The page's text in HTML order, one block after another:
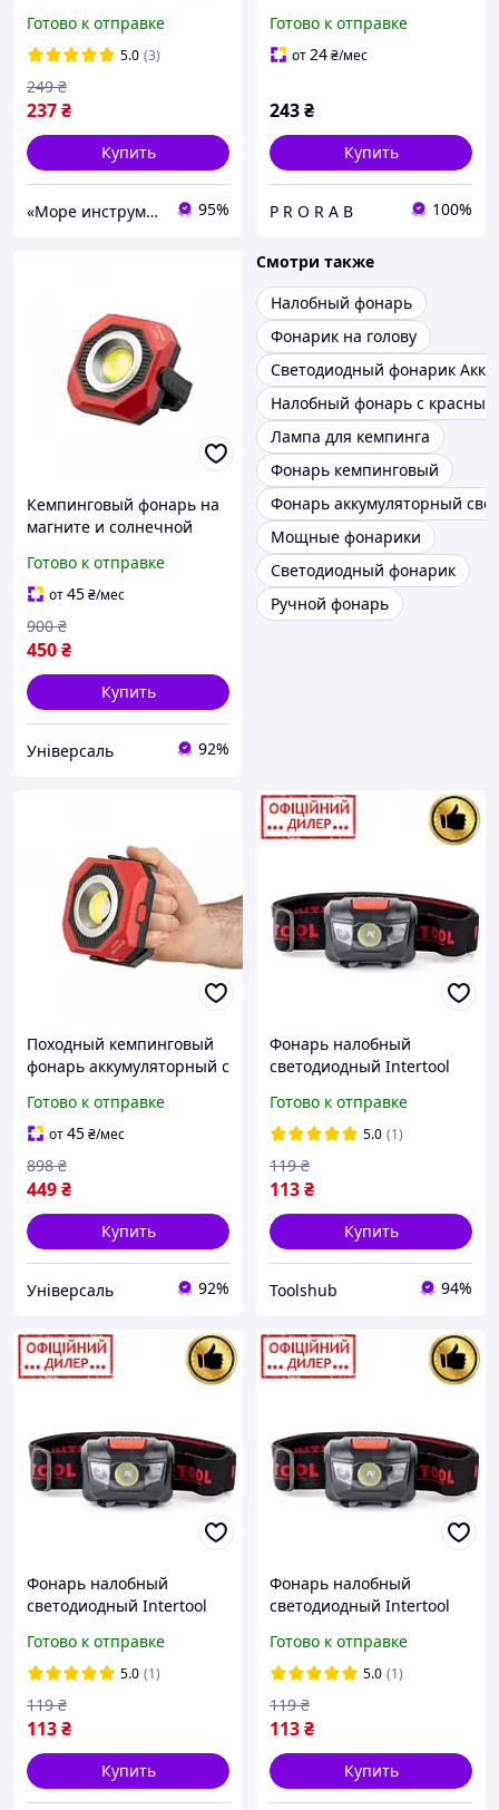
(100 Лм, 300 мАч, 3
режима) Мини фонарь
Готово к отправке
5.0 (3)
237₴
249 ₴
Купить
«Море инструментов» 95%
Готово к отправке
от24₴/мес
243₴
Купить
P R O R A B 100%
Кемпинговый фонарь на
магните и солнечной
подвесной фонарь в
палатку LB-0215
Готово к отправке
от45₴/мес
450₴
900 ₴
Купить
Універсаль 92%
Смотри также
Налобный фонарь
Фонарик на голову
Светодиодный фонарик
Налобный фонарь с красным
Лампа для кемпинга
Фонарь кемпинговый
Фонарь аккумуляторный
Мощные фонарики
Светодиодный фонарик
Ручной фонарь
Походный кемпинговый
фонарь аккумуляторный с
Солнечный фонарь для
кемпинга
Готово к отправке
от45₴/мес
449₴
898 ₴
Купить
Універсаль 92%
Фонарь налобный
светодиодный Intertool
пылевлагозащищенный
корпус, 4 режима работы,
1 Вт+2 LED,
Готово к отправке
5.0 (1)
113₴
119 ₴
Купить
Toolshub 94%
Фонарь налобный
светодиодный Intertool
пылевлагозащищенный
корпус, 4 режима работы,
1 Вт+2 LED,
Готово к отправке
5.0 (1)
113₴
119 ₴
Купить
Фонарь налобный
светодиодный Intertool
пылевлагозащищенный
корпус, 4 режима работы,
1 Вт+2 LED,
Готово к отправке
5.0 (1)
113₴
119 ₴
Купить